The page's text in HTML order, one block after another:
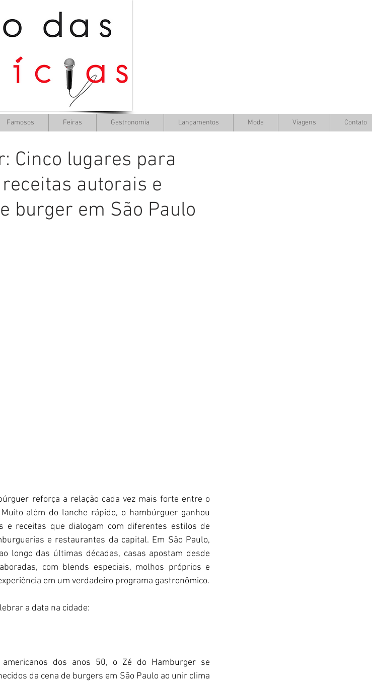
Cinco lugares para
autorais e
burger em São Paulo
reforça a relação cada vez mais forte entre o
além do lanche rápido, o hambúrguer ganhou
e receitas que dialogam com diferentes estilos de
e restaurantes da capital. Em São Paulo,
longo das últimas décadas, casas apostam desde
com blends especiais, molhos próprios e
em um verdadeiro programa gastronômico.
a data na cidade:
dos anos 50, o Zé do Hamburger se
da cena de burgers em São Paulo ao unir clima
Famosos Feiras Gastronomia Lançamentos Moda Viagens Contato